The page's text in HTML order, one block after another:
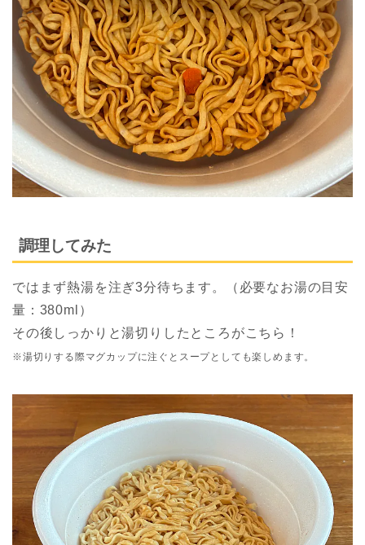
調理してみた
ではまず熱湯を注ぎ3分待ちます。（必要なお湯の目安
量：380ml）
その後しっかりと湯切りしたところがこちら！
※湯切りする際マグカップに注ぐとスープとしても楽しめます。